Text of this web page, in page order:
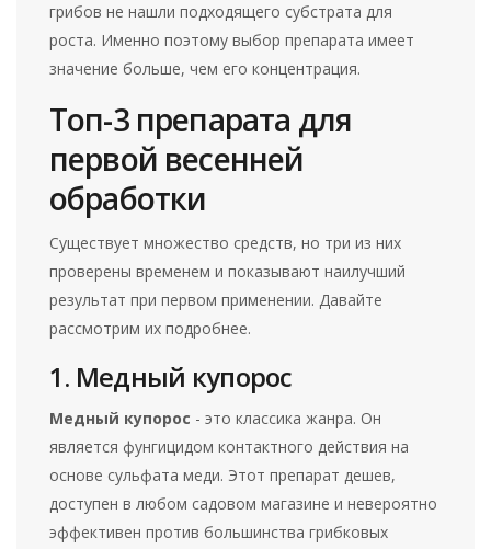
грибов не нашли подходящего субстрата для
роста. Именно поэтому выбор препарата имеет
значение больше, чем его концентрация.
Топ-3 препарата для
первой весенней
обработки
Существует множество средств, но три из них
проверены временем и показывают наилучший
результат при первом применении. Давайте
рассмотрим их подробнее.
1. Медный купорос
Медный купорос - это классика жанра. Он
является фунгицидом контактного действия на
основе сульфата меди. Этот препарат дешев,
доступен в любом садовом магазине и невероятно
эффективен против большинства грибковых